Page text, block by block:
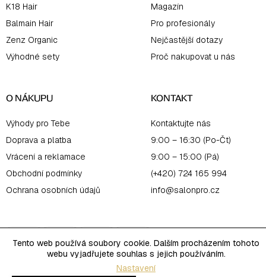
Tento web používá soubory cookie. Dalším procházením tohoto
webu vyjadřujete souhlas s jejich používáním.
Nastavení
K18 Hair
Balmain Hair
Zenz Organic
Výhodné sety
Magazín
Pro profesionály
Nejčastější dotazy
Proč nakupovat u nás
O NÁKUPU
Výhody pro Tebe
Doprava a platba
Vrácení a reklamace
Obchodní podmínky
Ochrana osobních údajů
KONTAKT
Kontaktujte nás
9:00 – 16:30 (Po-Čt)
9:00 – 15:00 (Pá)
(+420) 724 165 994
info@salonpro.cz